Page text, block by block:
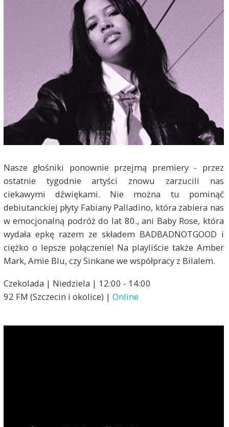
Nasze głośniki ponownie przejmą premiery - przez
ostatnie tygodnie artyści znowu zarzucili nas
ciekawymi dźwiękami. Nie można tu pominąć
debiutanckiej płyty Fabiany Palladino, która zabiera nas
w emocjonalną podróż do lat 80., ani Baby Rose, która
wydała epkę razem ze składem BADBADNOTGOOD i
ciężko o lepsze połączenie! Na playliście także Amber
Mark, Amie Blu, czy Sinkane we współpracy z Bilalem.
Czekolada | Niedziela | 12:00 - 14:00
92 FM (Szczecin i okolice) | Online